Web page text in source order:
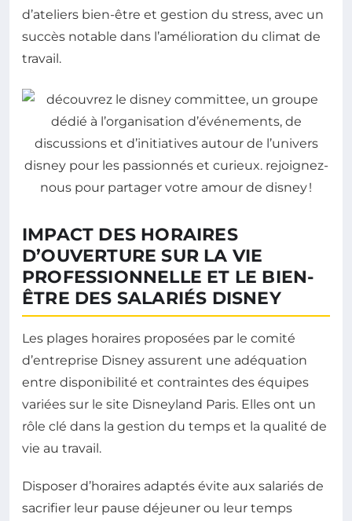
d’ateliers bien-être et gestion du stress, avec un
succès notable dans l’amélioration du climat de
travail.
IMPACT DES HORAIRES
D’OUVERTURE SUR LA VIE
PROFESSIONNELLE ET LE BIEN-
ÊTRE DES SALARIÉS DISNEY
Les plages horaires proposées par le comité
d’entreprise Disney assurent une adéquation
entre disponibilité et contraintes des équipes
variées sur le site Disneyland Paris. Elles ont un
rôle clé dans la gestion du temps et la qualité de
vie au travail.
Disposer d’horaires adaptés évite aux salariés de
sacrifier leur pause déjeuner ou leur temps